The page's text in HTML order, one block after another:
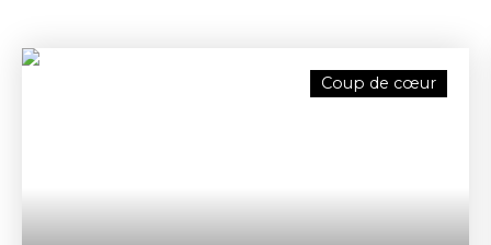
Coup de cœur